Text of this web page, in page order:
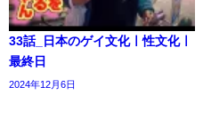
33話_日本のゲイ文化ㅣ性文化ㅣ
最終日
2024年12月6日